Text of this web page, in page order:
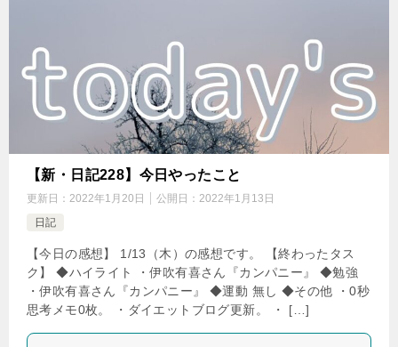
【新・日記228】今日やったこと
更新日： 2022年1月20日 公開日： 2022年1月13日
日記
【今日の感想】 1/13（木）の感想です。 【終わったタス
ク】 ◆ハイライト ・伊吹有喜さん『カンパニー』 ◆勉強
・伊吹有喜さん『カンパニー』 ◆運動 無し ◆その他 ・0秒
思考メモ0枚。 ・ダイエットブログ更新。 ・ […]